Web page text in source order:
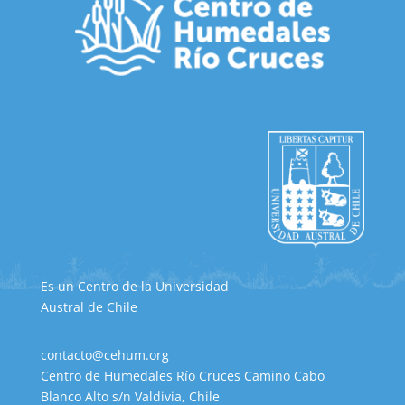
Es un Centro de la Universidad
Austral de Chile
contacto@cehum.org
Centro de Humedales Río Cruces Camino Cabo
Blanco Alto s/n Valdivia, Chile